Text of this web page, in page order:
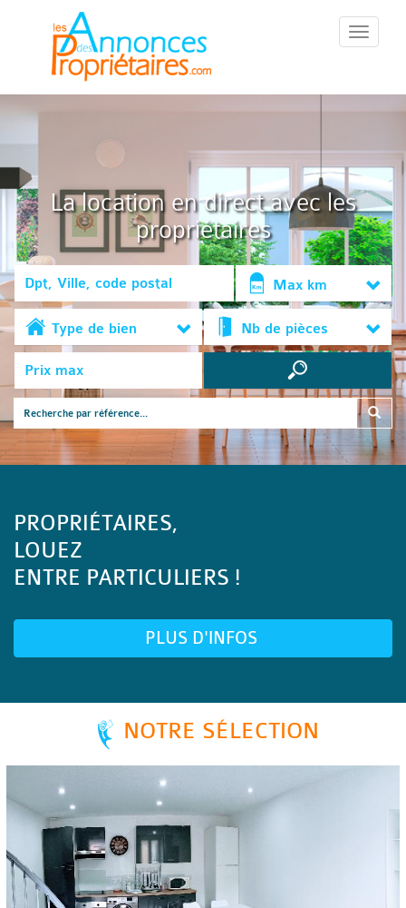
::Menu::
La location en direct avec les
propriétaires
Max km
Type de bien Nb de pièces
PROPRIÉTAIRES,
LOUEZ
ENTRE PARTICULIERS !
PLUS D'INFOS
NOTRE SÉLECTION